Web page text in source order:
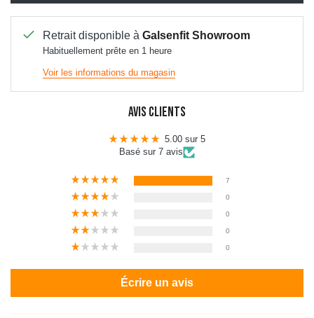
Retrait disponible à Galsenfit Showroom
Habituellement prête en 1 heure
Voir les informations du magasin
Avis Clients
5.00 sur 5
Basé sur 7 avis
7
0
0
0
0
Écrire un avis